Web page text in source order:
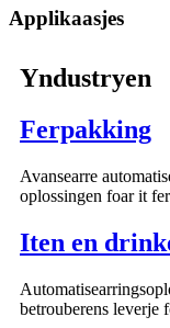
Applikaasjes
Yndustryen
Ferpakking
Avansearre
oplossingen foar it
Iten en
betrouberens leverje